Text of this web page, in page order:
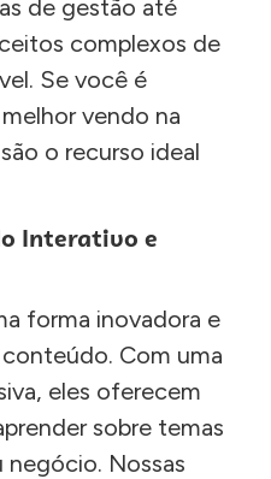
de gestão até
complexos de
Se você é
vendo na
o recurso ideal
Interativo e
forma inovadora e
Com uma
eles oferecem
sobre temas
negócio. Nossas